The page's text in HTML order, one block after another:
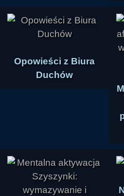
Opowieści z Biura
Duchów